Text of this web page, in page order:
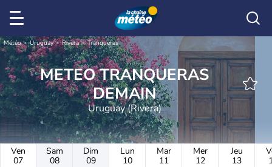
Météo Uruguay Rivera Tranqueras
METEO TRANQUERAS
DEMAIN
Uruguay (Rivera)
Ven
07
Sam
08
Dim
09
Lun
10
Mar
11
Mer
12
Jeu
13